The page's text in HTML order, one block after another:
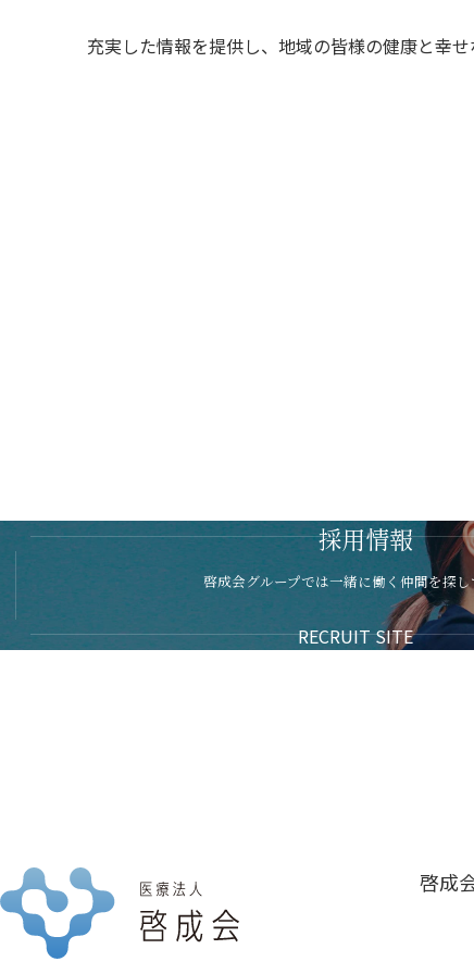
充実した情報を提供し、地域の皆様の健康と幸
採用情報
啓成会グループでは一緒に働く 仲間を探
RECRUIT SITE
啓成